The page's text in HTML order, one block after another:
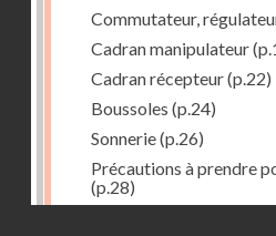
Commutateur,
Cadran manipulateur
Cadran récepteur(p.22)
Boussoles (p.24)
Sonnerie(p.26)
Précautions à prendre
(p.28)